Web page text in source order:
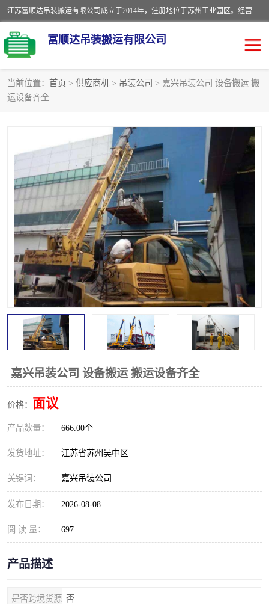
江苏富顺达吊装搬运有限公司成立于2014年，注册地位于苏州工业园区。经营范围包括起重吊装、搬运装卸服务；叉车、吊车租赁；水电安装；机电工程施工及维护；机电设备安装；家政服务、保洁服务。苏州搬运公司，苏州叉车出租，苏州吊车出租，苏州工厂设备搬运，专业设备吊装服务。
富顺达吊装搬运有限公司
当前位置： 首页 > 供应商机 > 吊装公司 > 嘉兴吊装公司 设备搬运 搬
运设备齐全
嘉兴吊装公司 设备搬运 搬运设备齐全
价格： 面议
产品数量： 666.00个
发货地址： 江苏省苏州吴中区
关键词： 嘉兴吊装公司
发布日期： 2026-08-08
阅 读 量： 697
产品描述
是否跨境货源 否
苏州设备搬运吊装服务
设备定位移位 起重吊装
设备搬运 吊装公司
工厂设备搬运 专业设备吊装服务
吊车出租租赁服务 叉车出租租赁服务